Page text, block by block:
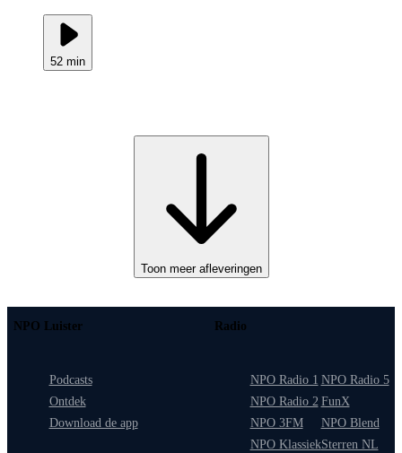
52 min
Toon meer afleveringen
NPO Luister
Podcasts
Ontdek
Download de app
Radio
NPO Radio 1
NPO Radio 2
NPO 3FM
NPO Klassiek
NPO Radio 5
FunX
NPO Blend
Sterren NL